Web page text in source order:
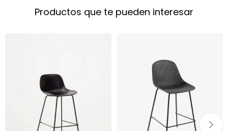
Productos que te pueden interesar